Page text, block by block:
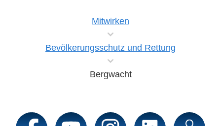
Mitwirken
Bevölkerungsschutz und Rettung
Bergwacht